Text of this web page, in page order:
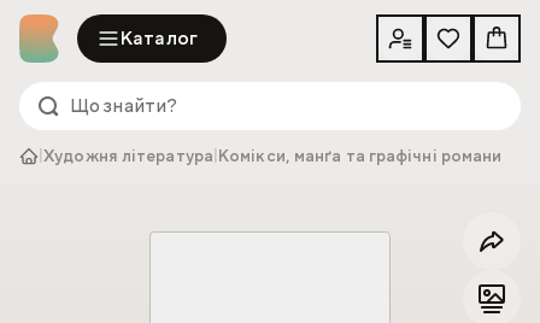
Каталог
|Художня література Комікси, манґа та графічні романи